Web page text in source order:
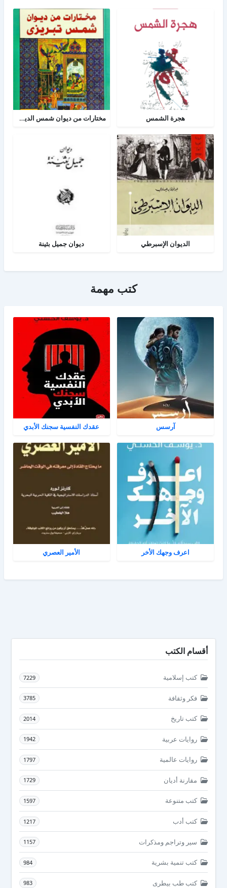
هجرة الشمس مختارات من ديوان شمس الدين تبريزي
الديوان الإسبرطي ديوان جميل بثينة
كتب مهمة
آرسس عقدك النفسية سجنك الأبدي
اعرف وجهك الأخر الأمير العصري
أقسام الكتب
كتب إسلامية 7229
فكر وثقافة 3785
كتب تاريخ 2014
روايات عربية 1942
روايات عالمية 1797
مقارنة أديان 1729
كتب متنوعة 1597
كتب أدب 1217
سير وتراجم ومذكرات 1157
كتب تنمية بشرية 984
كتب طب بيطرى 983